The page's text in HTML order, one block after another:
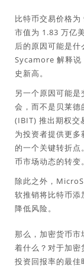
比特币交易价格
市值为 1.83 万亿
后的原因可能是
Sycamore 解释说
史新高。
另一个原因可能
会，而不是贝莱
(IBIT) 推出期权交
为投资者提供更
的一个关键转折
币市场动态的转变。
除此之外，
软推销将比特币添
降低风险。
那么，加密货币市
着什么？对于加密
投资回报率的最佳